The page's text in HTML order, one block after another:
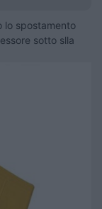
lo spostamento
sotto slla